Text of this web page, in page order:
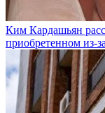
Ким Кардашьян
приобретенном из-